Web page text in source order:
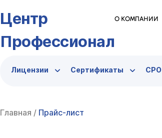
Центр
Профессионал
О КОМПАНИИ
Лицензии Сертификаты СРО
Главная / Прайс-лист